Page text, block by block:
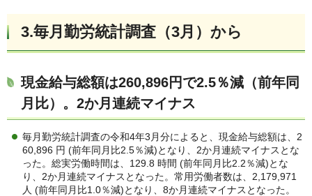
3.毎月勤労統計調査（3月）から
現金給与総額は260,896円で2.5％減（前年同
月比）。2か月連続マイナス
毎月勤労統計調査の令和4年3月分によると、現金給与総額は、2
60,896 円 (前年同月比2.5％減)となり、2か月連続マイナスとな
った。総実労働時間は、129.8 時間 (前年同月比2.2％減)とな
り、2か月連続マイナスとなった。常用労働者数は、2,179,971
人 (前年同月比1.0％減)となり、8か月連続マイナスとなった。